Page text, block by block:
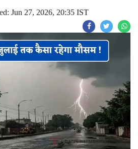
Jun 27, 2026, 20:35 IST